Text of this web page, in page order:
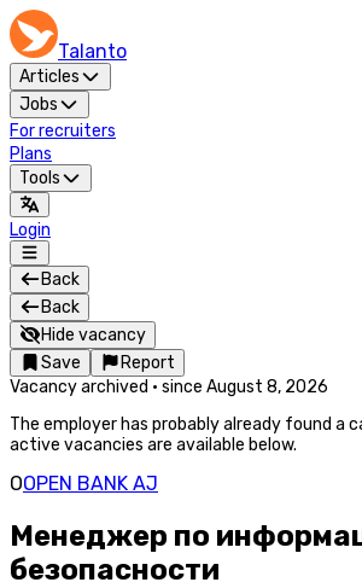
Talanto
Articles
Jobs
For recruiters
Plans
Tools
Login
Back
Back
Hide vacancy
Save
Report
Vacancy archived · since August 8, 2026
The employer has probably already found a
active vacancies are available below.
OOPEN BANK AJ
Менеджер по
безопасности